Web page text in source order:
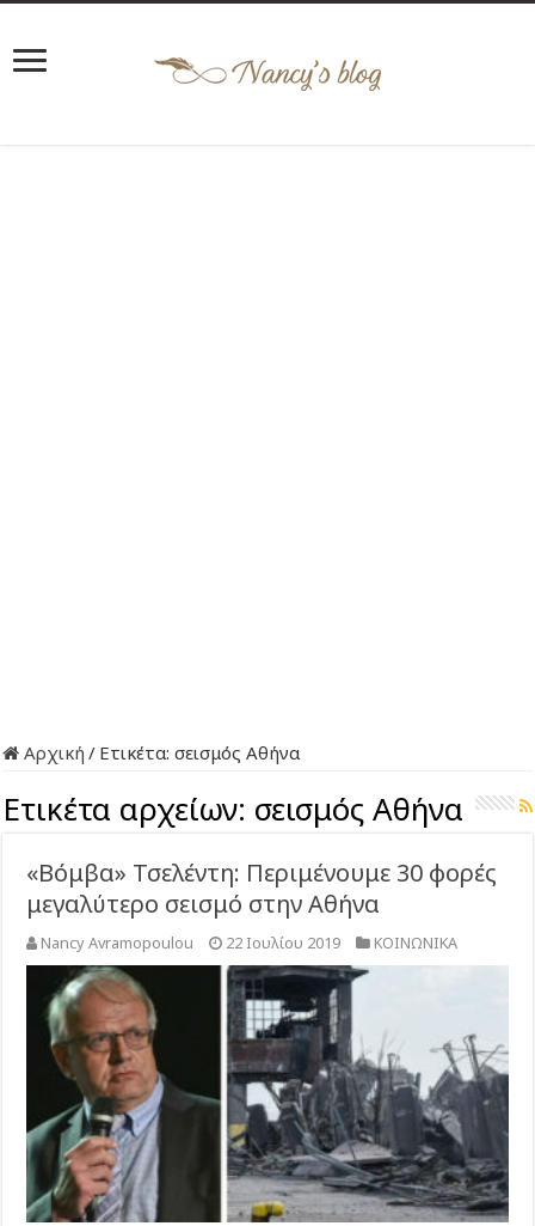
Αρχική / Ετικέτα:σεισμός Αθήνα
Ετικέτα αρχείων: σεισμός Αθήνα
«Βόμβα» Τσελέντη: Περιμένουμε 30 φορές
μεγαλύτερο σεισμό στην Αθήνα
Nancy Avramopoulou 22 Ιουλίου 2019 ΚΟΙΝΩΝΙΚΑ